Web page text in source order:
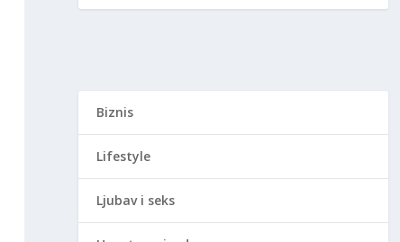
Biznis
Lifestyle
Ljubav i seks